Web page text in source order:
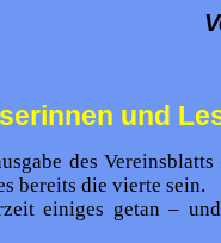
und
des
bereits die vierte sein.
einiges getan –